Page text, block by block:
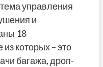
управления
и
18
которых – это
багажа, дроп-